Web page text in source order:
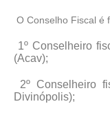
O Conselho Fiscal é
1º Conselheiro
(Acav);
2º Conselheiro
Divinópolis);